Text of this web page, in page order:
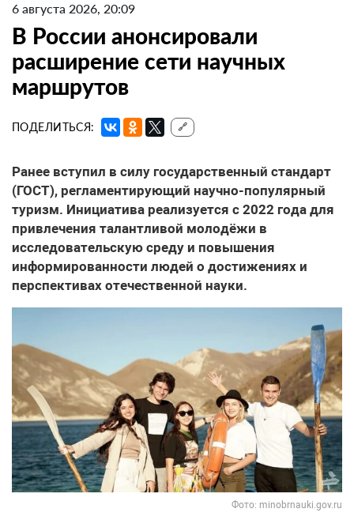
6 августа 2026, 20:09
В России анонсировали
расширение сети научных
маршрутов
ПОДЕЛИТЬСЯ: 🔗
Ранее вступил в силу государственный стандарт
(ГОСТ), регламентирующий научно-популярный
туризм. Инициатива реализуется с 2022 года для
привлечения талантливой молодёжи в
исследовательскую среду и повышения
информированности людей о достижениях и
перспективах отечественной науки.
Фото: minobrnauki.gov.ru